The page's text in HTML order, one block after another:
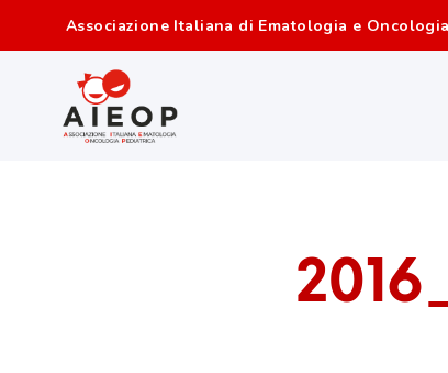
Associazione Italiana di Ematologia e